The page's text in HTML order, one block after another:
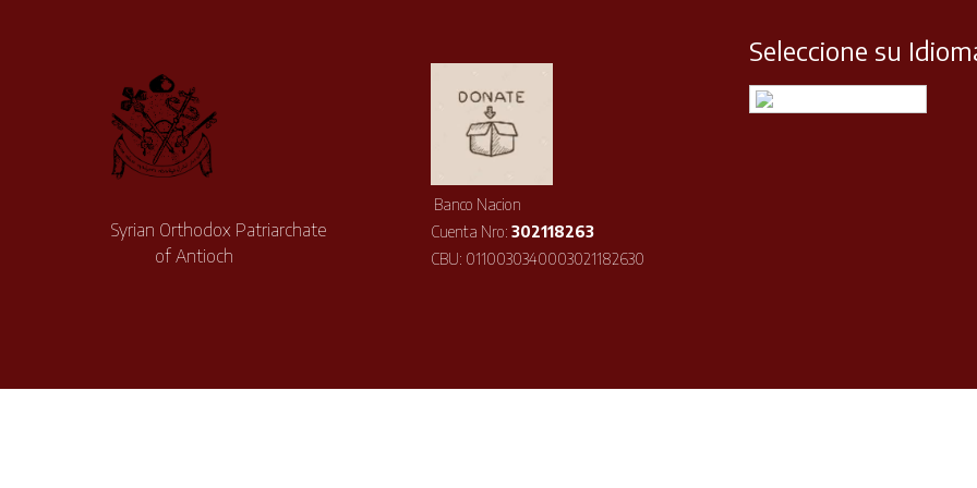
Syrian Orthodox Patriarchate
of Antioch
Banco Nacion
Cuenta Nro: 302118263
CBU: 0110030340003021182630
Seleccione su